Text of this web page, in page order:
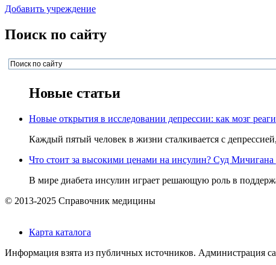
Добавить учреждение
Поиск по сайту
Новые статьи
Новые открытия в исследовании депрессии: как мозг
Каждый пятый человек в жизни сталкивается с
Что стоит за высокими ценами на инсулин? Суд
В мире диабета инсулин играет решающую роль в
© 2013-2025 Справочник медицины
Карта каталога
Информация взята из публичных источников. Администрация